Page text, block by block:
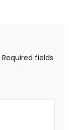
Required fields